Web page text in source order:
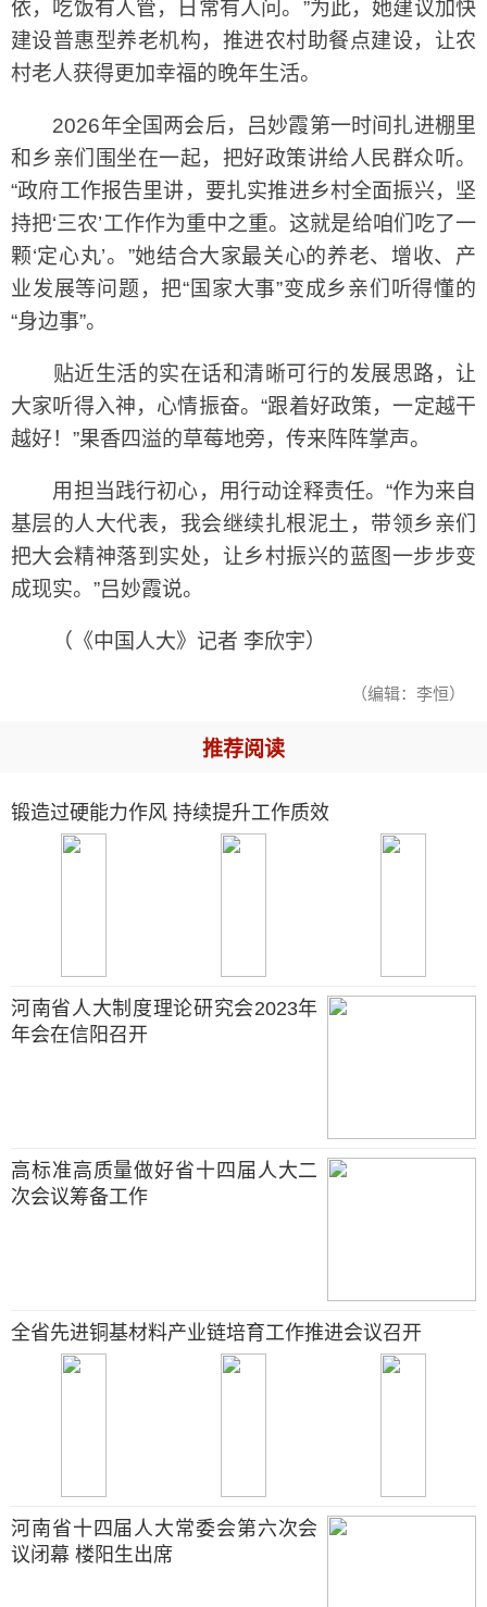
依，吃饭有人管，日常有人问。”为此，她建议加快
建设普惠型养老机构，推进农村助餐点建设，让农
村老人获得更加幸福的晚年生活。
2026年全国两会后，吕妙霞第一时间扎进棚里
和乡亲们围坐在一起，把好政策讲给人民群众听。
“政府工作报告里讲，要扎实推进乡村全面振兴，坚
持把‘三农’工作作为重中之重。这就是给咱们吃了一
颗‘定心丸’。”她结合大家最关心的养老、增收、产
业发展等问题，把“国家大事”变成乡亲们听得懂的
“身边事”。
贴近生活的实在话和清晰可行的发展思路，让
大家听得入神，心情振奋。“跟着好政策，一定越干
越好！”果香四溢的草莓地旁，传来阵阵掌声。
用担当践行初心，用行动诠释责任。“作为来自
基层的人大代表，我会继续扎根泥土，带领乡亲们
把大会精神落到实处，让乡村振兴的蓝图一步步变
成现实。”吕妙霞说。
（《中国人大》记者 李欣宇）
（编辑：李恒）
推荐阅读
锻造过硬能力作风 持续提升工作质效
河南省人大制度理论研究会2023年
年会在信阳召开
高标准高质量做好省十四届人大二
次会议筹备工作
全省先进铜基材料产业链培育工作推进会议召开
河南省十四届人大常委会第六次会
议闭幕 楼阳生出席